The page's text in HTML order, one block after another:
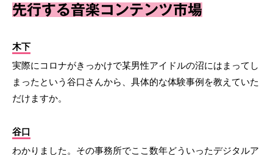
先行する音楽コンテンツ市場
木下
実際にコロナがきっかけで某男性アイドルの沼にはまってし
まったという谷口さんから、具体的な体験事例を教えていた
だけますか。
谷口
わかりました。その事務所でここ数年どういったデジタルア